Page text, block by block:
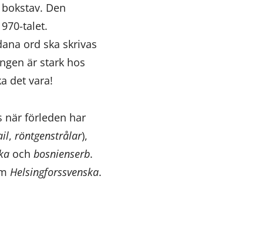
Den
talet.
ord ska skrivas
är stark hos
det vara!
när förleden har
, röntgenstrålar),
och bosnienserb.
Helsingforssvenska.